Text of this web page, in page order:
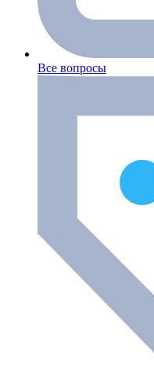
Все вопросы